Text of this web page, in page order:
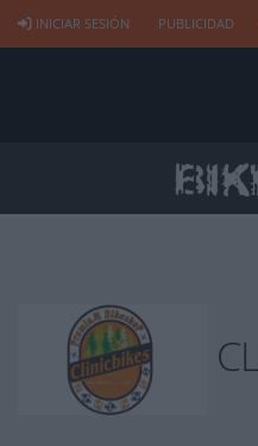
INICIAR SESIÓN PUBLICIDAD